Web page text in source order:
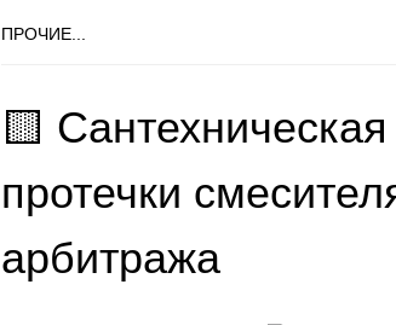
ПРОЧИЕ...
🟨 Сантехническая
протечки
арбитража